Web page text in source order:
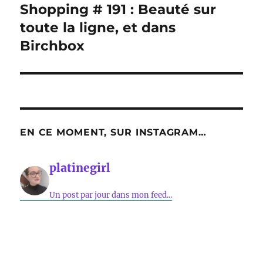
Publication
suivante :
Shopping # 191 : Beauté sur
toute la ligne, et dans
Birchbox
EN CE MOMENT, SUR INSTAGRAM…
platinegirl
Un post par jour dans mon feed...